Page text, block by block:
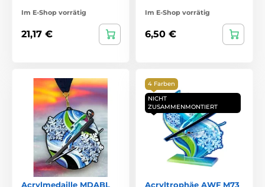
Im E-Shop vorrätig
21,17 €
Im E-Shop vorrätig
6,50 €
Acrylmedaille MDABL
4 Farben
NICHT
ZUSAMMENMONTIERT
Acryltrophäe AWF M73